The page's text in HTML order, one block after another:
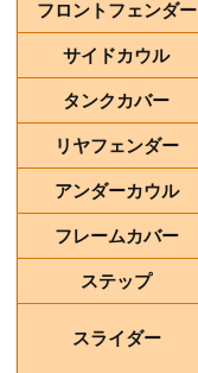
フロントフェンダー
サイドカウル
タンクカバー
リヤフェンダー
アンダーカウル
フレームカバー
ステップ
スライダー